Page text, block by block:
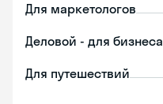
Для маркетологов
Деловой - для бизнеса
Для путешествий